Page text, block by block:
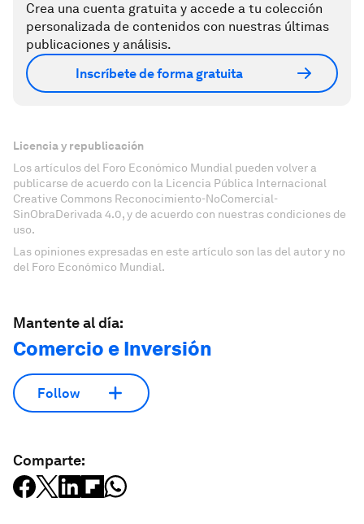
Crea una cuenta gratuita y accede a tu colección
personalizada de contenidos con nuestras últimas
publicaciones y análisis.
Inscríbete de forma gratuita
Licencia y republicación
Los artículos del Foro Económico Mundial pueden volver a
publicarse de acuerdo con la Licencia Pública Internacional
Creative Commons Reconocimiento-NoComercial-
SinObraDerivada 4.0, y de acuerdo con nuestras condiciones de
uso.
Las opiniones expresadas en este artículo son las del autor y no
del Foro Económico Mundial.
Mantente al día:
Comercio e Inversión
Follow
Comparte: